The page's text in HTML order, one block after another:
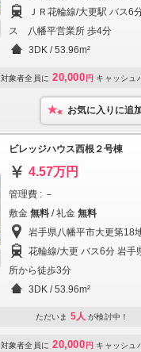
ＪＲ花輪線/大更駅 バス6
ス 八幡平営業所 歩4分
3DK / 53.96m²
対象者全員に 20,000 円 キャッシュ
お気に入りに追
ビレッジハウス西根２号棟
4.57万円
管理費 : －
敷金 無料 / 礼金 無料
岩手県八幡平市大更第18
花輪線/大更 バス6分 岩
所から徒歩3分
3DK / 53.96m²
ただいま 5人 が検討中！
対象者全員に 20,000 円 キャッシュ